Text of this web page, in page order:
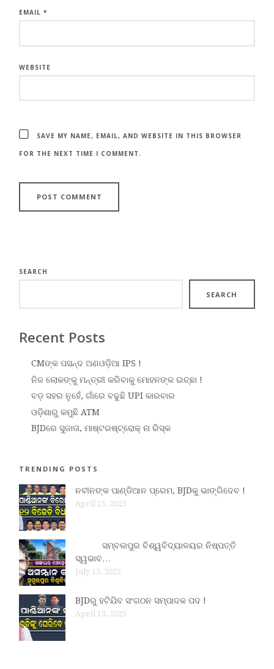
EMAIL*
WEBSITE
SAVE MY NAME, EMAIL, AND WEBSITE IN THIS BROWSER
FOR THE NEXT TIME I COMMENT.
SEARCH
SEARCH
Recent Posts
CMଙ୍କ ପସନ୍ଦ ଅଣଓଡ଼ିଆ IPS !
ନିଜ ଲୋକଙ୍କୁ ମନ୍ତ୍ରୀ କରିବାକୁ ମୋହନଙ୍କ ଇଚ୍ଛା !
ବଡ଼ ସହର ନୁହେଁ, ଗାଁରେ ବଢୁଛି UPI କାରବାର
ଓଡ଼ିଶାରୁ କମୁଛି ATM
BJDରେ ସୁଜାତା, ମାଷ୍ଟରଷ୍ଟ୍ରୋକ୍ ନା ରିସ୍କ
TRENDING POSTS
ନବୀନଙ୍କ ପାଣ୍ଡିଆନ ପ୍ରେମ, BJDକୁ ଭାଙ୍ଗିଦେବ !
April 15, 2025
ସମ୍ବଲପୁର ବିଶ୍ୱବିଦ୍ୟାଳୟର ନିଷ୍ପତ୍ତି
ସ୍ୱଭାବ…
July 15, 2025
BJDରୁ ହଟିଯିବ ସଂଗଠନ ସମ୍ପାଦକ ପଦ !
April 13, 2025